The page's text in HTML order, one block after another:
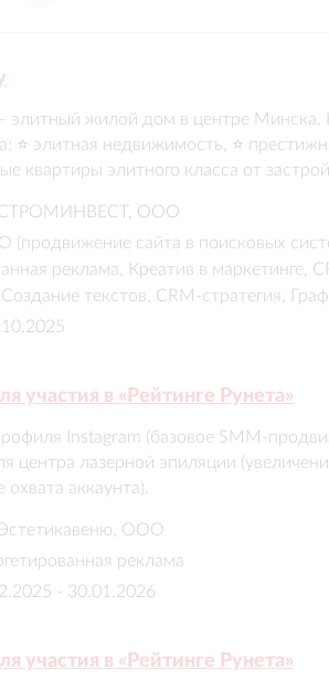
элитный жилой дом в центре Минска.
⭐️ элитная недвижимость, ⭐️
квартиры элитного класса от
ООО
(продвижение сайта в поисковых
реклама, Креатив в маркетинге,
Создание текстов, CRM-стратегия,
участия в «Рейтинге Рунета»
Instagram (базовое SMM-
центра лазерной эпиляции
охвата аккаунта).
ООО
реклама
- 30.01.2026
участия в «Рейтинге Рунета»